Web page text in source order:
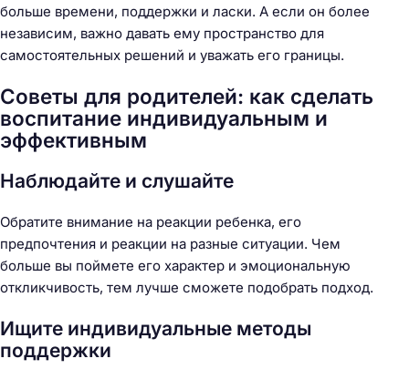
больше времени, поддержки и ласки. А если он более
независим, важно давать ему пространство для
самостоятельных решений и уважать его границы.
Советы для родителей: как сделать
воспитание индивидуальным и
эффективным
Наблюдайте и слушайте
Обратите внимание на реакции ребенка, его
предпочтения и реакции на разные ситуации. Чем
больше вы поймете его характер и эмоциональную
откликчивость, тем лучше сможете подобрать подход.
Ищите индивидуальные методы
поддержки